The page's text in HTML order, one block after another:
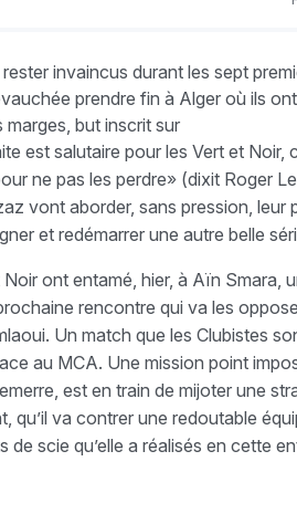
invaincus durant les sept
prendre fin à Alger où ils
marges, but inscrit sur
est salutaire pour les Vert et Noir,
ne pas les perdre» (dixit Roger
vont aborder, sans pression, leur
et redémarrer une autre belle
Noir ont entamé, hier, à Aïn Smara,
rencontre qui va les
Un match que les Clubistes
au MCA. Une mission point
est en train de mijoter une
qu’il va contrer une redoutable
de scie qu’elle a réalisés en cette